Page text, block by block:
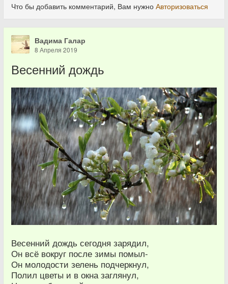
Что бы добавить комментарий, Вам нужно Авторизоваться
Вадима Галар
8 Апреля 2019
Весенний дождь
Весенний дождь сегодня зарядил,
Он всё вокруг после зимы помыл-
Он молодости зелень подчеркнул,
Полил цветы и в окна заглянул,